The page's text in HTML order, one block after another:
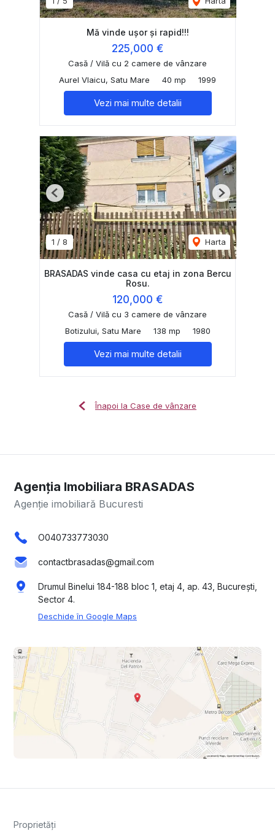
Mă vinde ușor și rapid!!!
225,000 €
Casă / Vilă cu 2 camere de vânzare
Aurel Vlaicu, Satu Mare
40 mp 1999
Vezi mai multe detalii
1 / 8 Harta
Previous Next
BRASADAS vinde casa cu etaj in zona Bercu
Rosu.
120,000 €
Casă / Vilă cu 3 camere de vânzare
Botizului, Satu Mare
138 mp 1980
Vezi mai multe detalii
Înapoi la Case de vânzare
Agenția Imobiliara BRASADAS
Agenție imobiliară Bucuresti
O040733773030
contactbrasadas@gmail.com
Drumul Binelui 184-188 bloc 1, etaj 4, ap. 43, București,
Sector 4.
Deschide în Google Maps
Proprietăți